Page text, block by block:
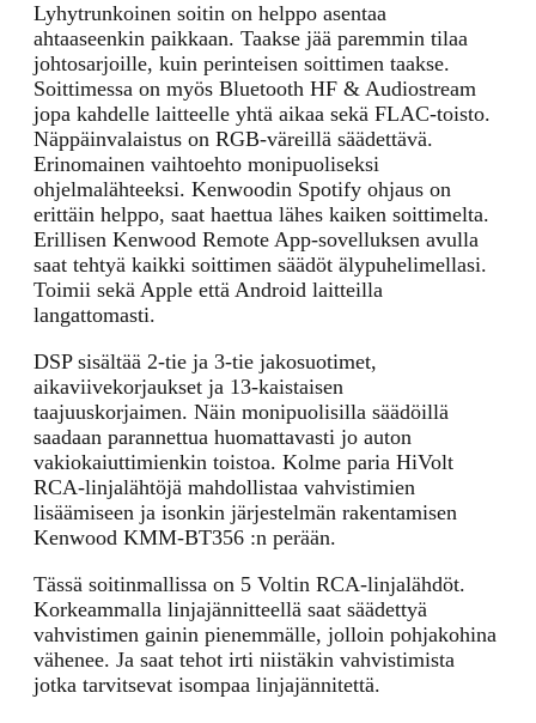
Lyhytrunkoinen soitin on helppo asentaa
ahtaaseenkin paikkaan. Taakse jää paremmin tilaa
johtosarjoille, kuin perinteisen soittimen taakse.
Soittimessa on myös Bluetooth HF & Audiostream
jopa kahdelle laitteelle yhtä aikaa sekä FLAC-toisto.
Näppäinvalaistus on RGB-väreillä säädettävä.
Erinomainen vaihtoehto monipuoliseksi
ohjelmalähteeksi. Kenwoodin Spotify ohjaus on
erittäin helppo, saat haettua lähes kaiken soittimelta.
Erillisen Kenwood Remote App-sovelluksen avulla
saat tehtyä kaikki soittimen säädöt älypuhelimellasi.
Toimii sekä Apple että Android laitteilla
langattomasti.
DSP sisältää 2-tie ja 3-tie jakosuotimet,
aikaviivekorjaukset ja 13-kaistaisen
taajuuskorjaimen. Näin monipuolisilla säädöillä
saadaan parannettua huomattavasti jo auton
vakiokaiuttimienkin toistoa. Kolme paria HiVolt
RCA-linjalähtöjä mahdollistaa vahvistimien
lisäämiseen ja isonkin järjestelmän rakentamisen
Kenwood KMM-BT356 :n perään.
Tässä soitinmallissa on 5 Voltin RCA-linjalähdöt.
Korkeammalla linjajännitteellä saat säädettyä
vahvistimen gainin pienemmälle, jolloin pohjakohina
vähenee. Ja saat tehot irti niistäkin vahvistimista
jotka tarvitsevat isompaa linjajännitettä.